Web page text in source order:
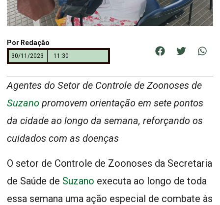
Por Redação
30/11/2023 11:30
Agentes do Setor de Controle de Zoonoses de
Suzano promovem orientação em sete pontos
da cidade ao longo da semana, reforçando os
cuidados com as doenças
O setor de Controle de Zoonoses da Secretaria
de Saúde de Suzano executa ao longo de toda
essa semana uma ação especial de combate às